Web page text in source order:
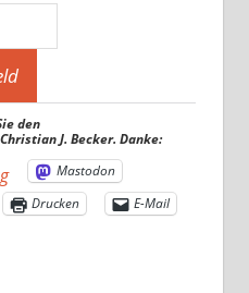
den
J. Becker. Danke:
Mastodon
Drucken E-Mail